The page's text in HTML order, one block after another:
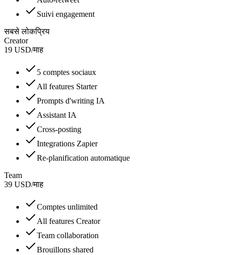
Suivi engagement
सबसे लोकप्रिय
Creator
19 USD/माह
5 comptes sociaux
All features Starter
Prompts d'writing IA
Assistant IA
Cross-posting
Integrations Zapier
Re-planification automatique
Team
39 USD/माह
Comptes unlimited
All features Creator
Team collaboration
Brouillons shared